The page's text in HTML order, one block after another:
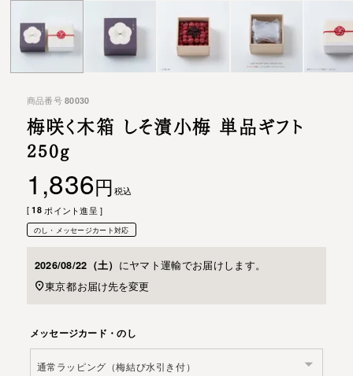
商品番号 80030
梅咲く木箱 しそ漬小梅 単品ギフト
250g
1,836
税込
[ 18 ポイント進呈 ]
のし・メッセージカート対応
2026/08/22（土） にヤマト運輸でお届けします。
東京都お届け先を変更
メッセージカード・のし